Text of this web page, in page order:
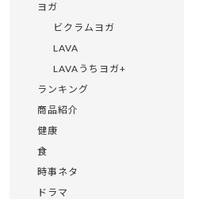
ヨガ
ビクラムヨガ
LAVA
LAVAうちヨガ+
ランキング
商品紹介
健康
食
時事ネタ
ドラマ